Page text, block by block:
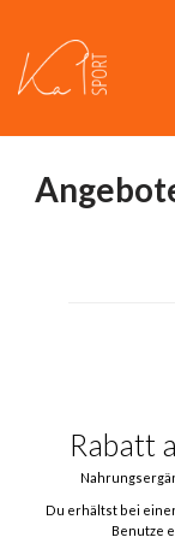
Zum
Inhalt
Rabatt
Du erhältst bei
Benutze